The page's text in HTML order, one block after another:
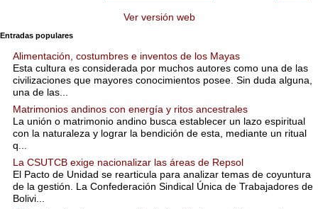
Ver versión web
Entradas populares
Alimentación, costumbres e inventos de los Mayas
Esta cultura es considerada por muchos autores como una de las
civilizaciones que mayores conocimientos posee. Sin duda alguna,
una de las...
Matrimonios andinos con energía y ritos ancestrales
La unión o matrimonio andino busca establecer un lazo espiritual
con la naturaleza y lograr la bendición de esta, mediante un ritual
q...
La CSUTCB exige nacionalizar las áreas de Repsol
El Pacto de Unidad se rearticula para analizar temas de coyuntura
de la gestión. La Confederación Sindical Única de Trabajadores de
Bolivi...